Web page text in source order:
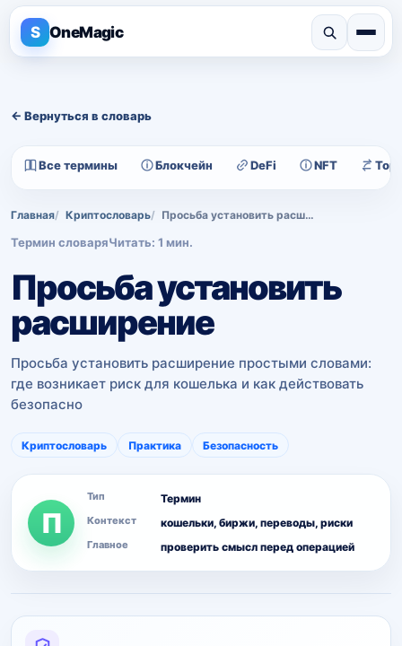
S OneMagic
← Вернуться в словарь
Все термины Блокчейн DeFi NFT
Главная Криптословарь Просьба установить расширение
Термин словаряЧитать: 1 мин.
Просьба установить
расширение
Просьба установить расширение простыми словами:
где возникает риск для кошелька и как действовать
безопасно
Криптословарь Практика Безопасность
П
Тип Термин
Контекст кошельки, биржи, переводы, риски
Главное проверить смысл перед операцией